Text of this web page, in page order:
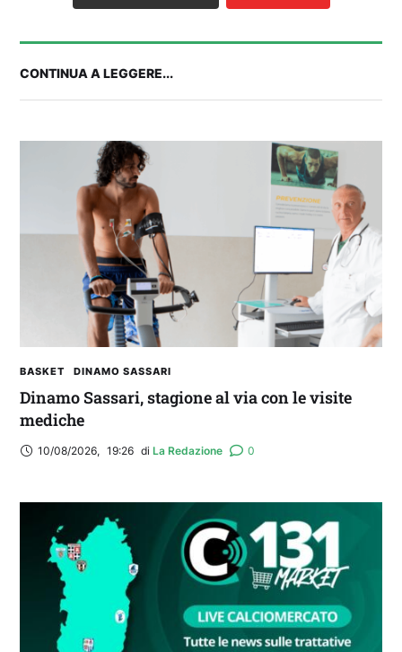
2° TROFEO RIVA | IL POST-PARTITA: commenta
con noi il match tra Cagliari e Nizza
CONTINUA A LEGGERE...
BASKET DINAMO SASSARI
Dinamo Sassari, stagione al via con le visite
mediche
10/08/2026, 19:26 di La Redazione 0